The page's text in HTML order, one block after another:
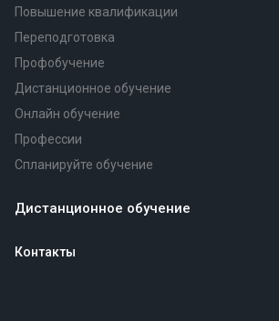
Повышение квалификации
Переподготовка
Профобучение
Дистанционное обучение
Онлайн обучение
Профессии
Спланируйте обучение
Дистанционное обучение
Контакты